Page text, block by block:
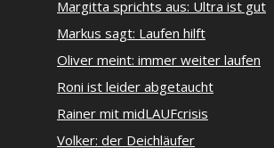
Margitta sprichts aus: Ultra ist gut
Markus sagt: Laufen hilft
Oliver meint: immer weiter laufen
Roni ist leider abgetaucht
Rainer mit midLAUFcrisis
Volker: der Deichläufer